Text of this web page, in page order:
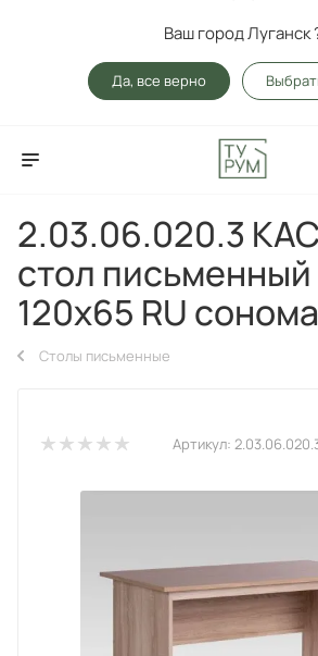
Ваш город Луганск
Да, все верно
2.03.06.020.3
стол письменный
120х65 RU сонома
Столы письменные
Артикул: